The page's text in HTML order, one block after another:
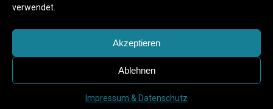
verwendet.
Akzeptieren
Ablehnen
Impressum & Datenschutz